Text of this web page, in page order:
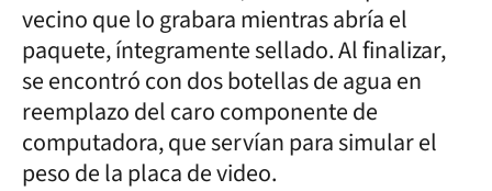
vecino que lo grabara mientras abría el
paquete, íntegramente sellado. Al finalizar,
se encontró con dos botellas de agua en
reemplazo del caro componente de
computadora, que servían para simular el
peso de la placa de video.